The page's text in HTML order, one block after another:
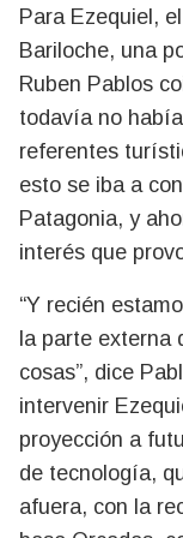
Para Ezequiel,
Bariloche, una
Ruben Pablos
todavía no
referentes
esto se iba a
Patagonia, y
interés que
“Y recién
la parte externa
cosas”, dice
intervenir
proyección a
de tecnología,
afuera, con la